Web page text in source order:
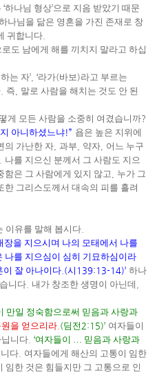
‘하나님 형상’으로 지음 받았기 때문
나님을 닮은 영혼을 가진 존재로 창
귀합니다
도 남에게 해를 끼치지 말라고 하십
는 자’, ‘라가(바보)라고 부르는
즉
말로 사람을 해치는 것도 안 된
게 모든 사람을 소중히 여겼습니까?
아니하셨느냐!” 욥은 높은 지위에
의 가난한 자 과부 약자 어느 누구
나를 지으신 분께서 그 사람도 지으
함은 그 사람에게 있지 않고
누가 그
한 그리스도께서 대속의 피를 흘려
이유를 말해 봅시다
장을 지으시며 나의 모태에서 나를
나를 지으심이 심히 기묘하심이라
이 잘 아나이다 (시 139:13-14)’ 하나
니다 내가 창조한 생명이 아닌데
만일 정숙함으로써 믿음과 사랑과
을 얻으리라 (딤전 2:15)’ 여자들이
니다 ‘여자들이 … 믿음과 사랑과
다 여자들에게 해산의 고통이 임한
임한 것은 힘들지만 그 고통으로 인